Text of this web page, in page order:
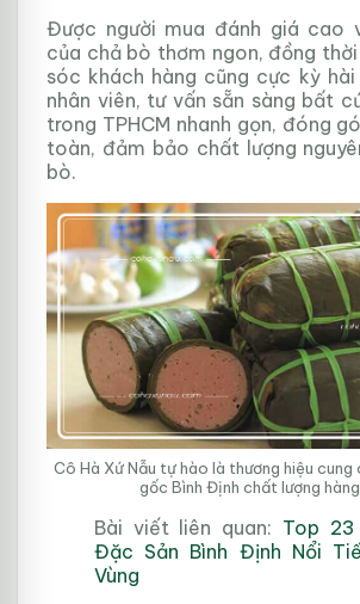
Được người mua đánh giá cao
của chả bò thơm ngon, đồng
sóc khách hàng cũng cực kỳ
nhân viên, tư vấn sẵn sàng bất
trong TPHCM nhanh gọn, đóng
toàn, đảm bảo chất lượng
bò.
Cô Hà Xứ Nẫu tự hào là thương hiệu cung
gốc Bình Định chất lượng hàng
Bài viết liên quan: Top 23
Đặc Sản Bình Định Nổi
Vùng